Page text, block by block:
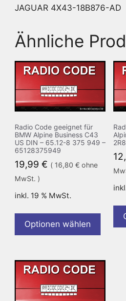
JAGUAR 4X43-18B876-AD
Ähnliche
Radio Code geeignet für
BMW Alpine Business C43
US DIN – 65.12-8 375 949 –
65128375949
19,99 € ( 16,80 € ohne
MwSt. )
inkl. 19 % MwSt.
Optionen wählen